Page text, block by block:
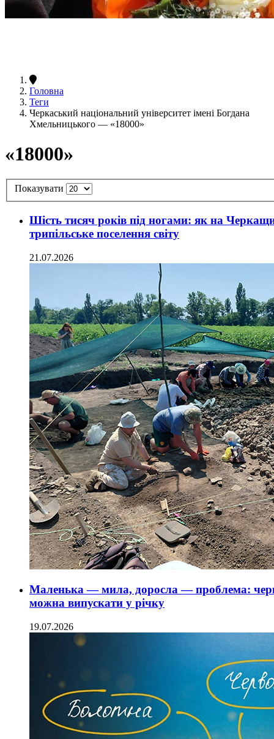
Головна
Теги
Черкаський національний університет імені Богдана
Хмельницького — «18000»
«18000»
Показувати
Шість тисяч років під ногами: як на
трипільське поселення світу
21.07.2026
Маленька — мила, доросла — проблема:
можна випускати у річку
19.07.2026